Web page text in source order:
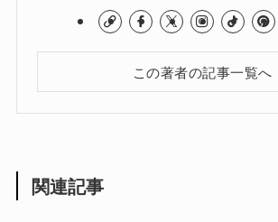
この著者の記事一覧へ
関連記事